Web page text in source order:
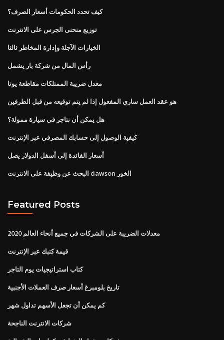
كيف تحدد الحكومات أسعار الصرف؟
توزيع منحنى الجرس على الانترنت
الخيارات الآجلة وإدارة المخاطر ثالثا
رأس المال من شركة بار يشمل
معدل ضريبة الممتلكات مقاطعة يوتا
هو عقد العمل ساري المفعول إذا لم يتم توقيعه من قبل الطرفين
هل يمكن أن نتاجر في سيارة ممولة؟
كيفية الوصول إلى حسابك المصرفي عبر الإنترنت
أسعار الفائدة إلى أسفل الدولار يصل
البحث عن وظيفة على الانترنت dawson الخور
Featured Posts
معدلات الضريبة على الشركات في جميع أنحاء العالم 2020
قيمة كتبك عبر الإنترنت
كتاب استراتيجيات يوم التاجر
تاريخ بلومبرغ أسعار صرف العملات الأجنبية
كم يمكن أن تجعل الأسهم تداول شهر
شركات الانترنت الناجحة